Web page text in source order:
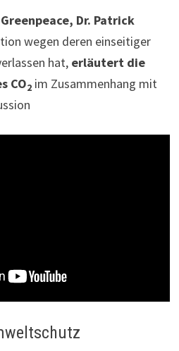
Dr. Patrick
wegen deren einseitiger
hat, erläutert die
CO2im Zusammenhang mit